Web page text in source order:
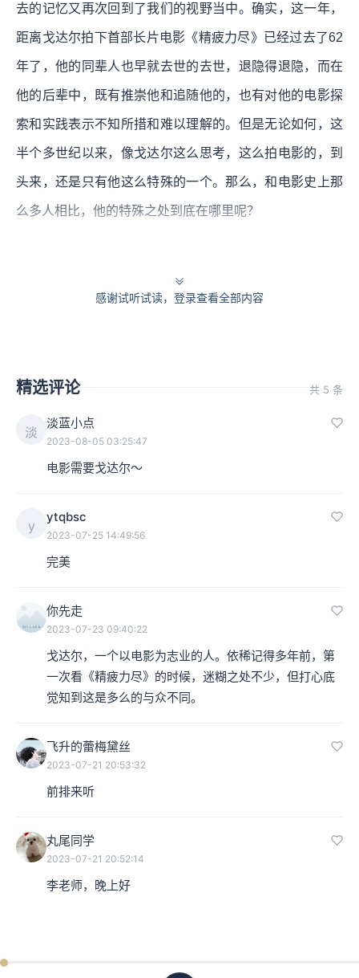
去的记忆又再次回到了我们的视野当中。确实，这一年，
距离戈达尔拍下首部长片电影《精疲力尽》已经过去了62
年了，他的同辈人也早就去世的去世，退隐得退隐，而在
他的后辈中，既有推崇他和追随他的，也有对他的电影探
索和实践表示不知所措和难以理解的。但是无论如何，这
半个多世纪以来，像戈达尔这么思考，这么拍电影的，到
头来，还是只有他这么特殊的一个。那么，和电影史上那
么多人相比，他的特殊之处到底在哪里呢？
感谢试听试读，登录查看全部内容
精选评论 共 5 条
淡
淡蓝小点
2023-08-05 03:25:47
电影需要戈达尔～
y
ytqbsc
2023-07-25 14:49:56
完美
你先走
2023-07-23 09:40:22
戈达尔，一个以电影为志业的人。依稀记得多年前，第
一次看《精疲力尽》的时候，迷糊之处不少，但打心底
觉知到这是多么的与众不同。
飞升的蕾梅黛丝
2023-07-21 20:53:32
前排来听
丸尾同学
2023-07-21 20:52:14
李老师，晚上好